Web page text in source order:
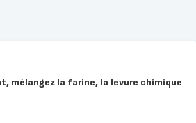
mélangez la farine, la levure chimique